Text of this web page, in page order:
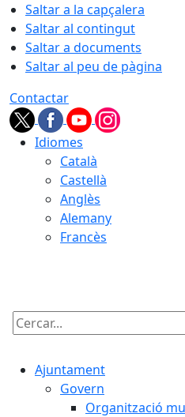
Saltar a la capçalera
Saltar al contingut
Saltar a documents
Saltar al peu de pàgina
Contactar
Idiomes
Català
Castellà
Anglès
Alemany
Francès
Cercar:
Ajuntament
Govern
Organització